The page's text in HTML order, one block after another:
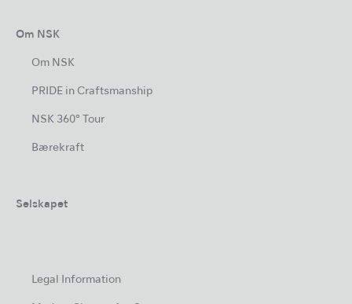
Om NSK
Om NSK
PRIDE in Craftsmanship
NSK 360° Tour
Bærekraft
Selskapet
Legal Information